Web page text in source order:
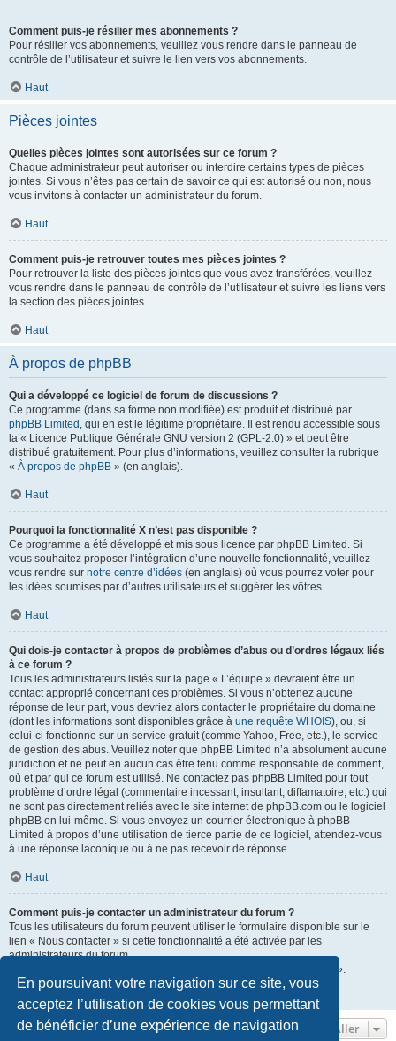
En poursuivant votre navigation sur ce site, vous
acceptez l’utilisation de cookies vous permettant
de bénéficier d’une expérience de navigation
Comment puis-je résilier mes abonnements ?
Pour résilier vos abonnements, veuillez vous rendre dans le panneau de
contrôle de l’utilisateur et suivre le lien vers vos abonnements.
Haut
Pièces jointes
Quelles pièces jointes sont autorisées sur ce forum ?
Chaque administrateur peut autoriser ou interdire certains types de pièces
jointes. Si vous n’êtes pas certain de savoir ce qui est autorisé ou non, nous
vous invitons à contacter un administrateur du forum.
Haut
Comment puis-je retrouver toutes mes pièces jointes ?
Pour retrouver la liste des pièces jointes que vous avez transférées, veuillez
vous rendre dans le panneau de contrôle de l’utilisateur et suivre les liens vers
la section des pièces jointes.
Haut
À propos de phpBB
Qui a développé ce logiciel de forum de discussions ?
Ce programme (dans sa forme non modifiée) est produit et distribué par
phpBB Limited , qui en est le légitime propriétaire. Il est rendu accessible sous
la « Licence Publique Générale GNU version 2 (GPL-2.0) » et peut être
distribué gratuitement. Pour plus d’informations, veuillez consulter la rubrique
« À propos de phpBB » (en anglais).
Haut
Pourquoi la fonctionnalité X n’est pas disponible ?
Ce programme a été développé et mis sous licence par phpBB Limited. Si
vous souhaitez proposer l’intégration d’une nouvelle fonctionnalité, veuillez
vous rendre sur notre centre d’idées (en anglais) où vous pourrez voter pour
les idées soumises par d’autres utilisateurs et suggérer les vôtres.
Haut
Qui dois-je contacter à propos de problèmes d’abus ou d’ordres légaux liés
à ce forum ?
Tous les administrateurs listés sur la page « L’équipe » devraient être un
contact approprié concernant ces problèmes. Si vous n’obtenez aucune
réponse de leur part, vous devriez alors contacter le propriétaire du domaine
(dont les informations sont disponibles grâce à une requête WHOIS), ou, si
celui-ci fonctionne sur un service gratuit (comme Yahoo, Free, etc.), le service
de gestion des abus. Veuillez noter que phpBB Limited n’a absolument aucune
juridiction et ne peut en aucun cas être tenu comme responsable de comment,
où et par qui ce forum est utilisé. Ne contactez pas phpBB Limited pour tout
problème d’ordre légal (commentaire incessant, insultant, diffamatoire, etc.) qui
ne sont pas directement reliés avec le site internet de phpBB.com ou le logiciel
phpBB en lui-même. Si vous envoyez un courrier électronique à phpBB
Limited à propos d’une utilisation de tierce partie de ce logiciel, attendez-vous
à une réponse laconique ou à ne pas recevoir de réponse.
Haut
Comment puis-je contacter un administrateur du forum ?
Tous les utilisateurs du forum peuvent utiliser le formulaire disponible sur le
lien « Nous contacter » si cette fonctionnalité a été activée par les
administrateurs du forum.
Les membres du forum peuvent également utiliser le lien « L’équipe ».
Aller